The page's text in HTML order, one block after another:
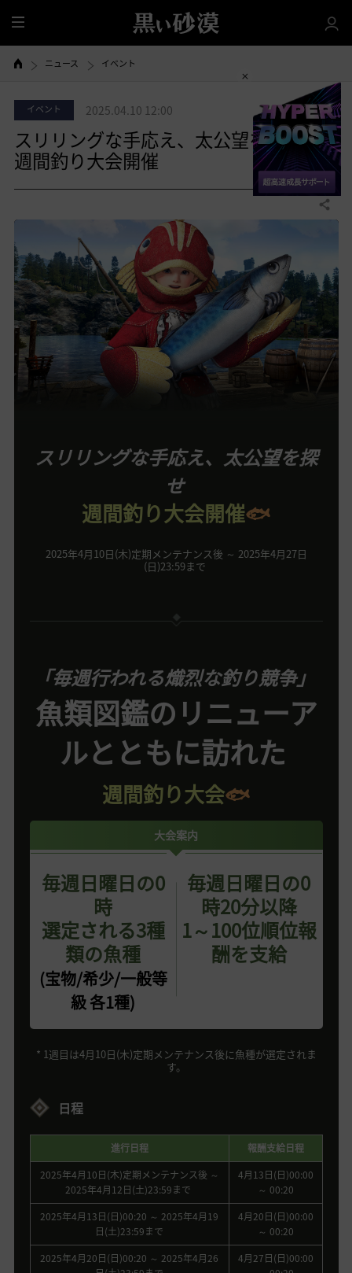
全
体
ニュース イベント
イベント 2025.04.10 12:00
スリリングな手応え、太公望を探せ！
週間釣り大会開催
共有する
スリリングな手応え、太公望を探
せ
週間釣り大会開催🐟
2025年4月10日(木)定期メンテナンス後 ～ 2025年4月27日
(日)23:59まで
「毎週行われる熾烈な釣り競争」
魚類図鑑のリニューア
ルとともに訪れた
週間釣り大会🐟
大会案内
毎週日曜日の0
時
選定される3種
類の魚種
(宝物/希少/一般等
級 各1種)
毎週日曜日の0
時20分以降
1～100位順位報
酬を支給
* 1週目は4月10日(木)定期メンテナンス後に魚種が選定されま
す。
日程
進行日程
報酬支給日程
2025年4月10日(木)定期メンテナンス後 ～
2025年4月12日(土)23:59まで
4月13日(日)00:00
～ 00:20
2025年4月13日(日)00:20 ～ 2025年4月19
日(土)23:59まで
4月20日(日)00:00
～ 00:20
2025年4月20日(日)00:20 ～ 2025年4月26
4月27日(日)00:00